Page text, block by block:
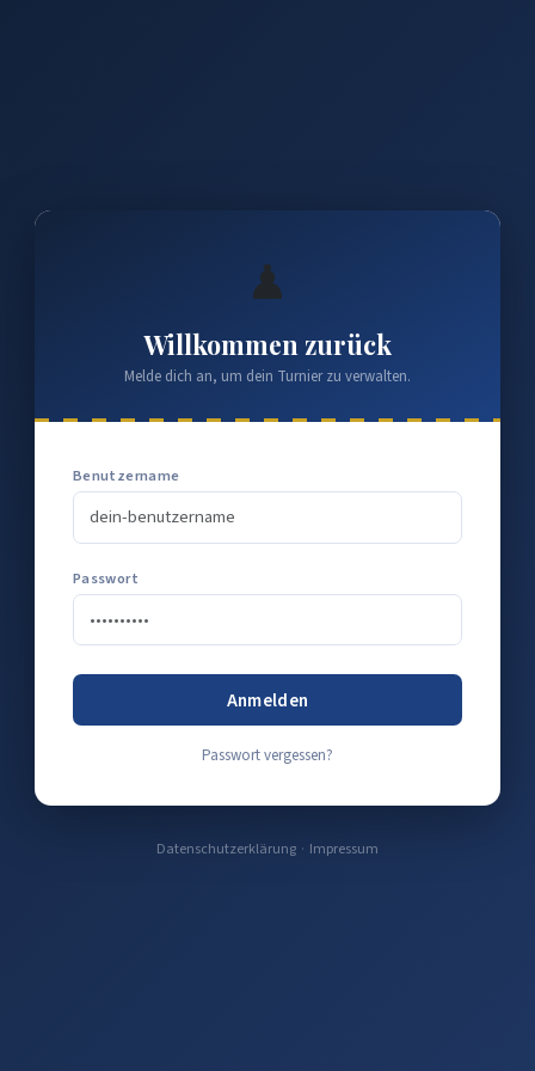
♟
Willkommen zurück
Melde dich an, um dein Turnier zu verwalten.
Benutzername
Passwort
Anmelden
Passwort vergessen?
Datenschutzerklärung · Impressum